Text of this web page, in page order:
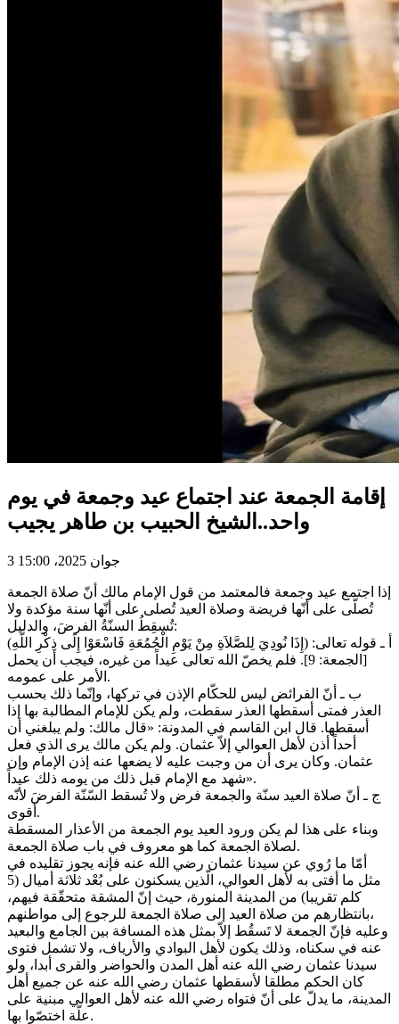
إقامة الجمعة عند اجتماع عيد وجمعة في يوم
واحد..الشيخ الحبيب بن طاهر يجيب
3 جوان 2025، 15:00
إذا اجتمع عيد وجمعة فالمعتمد من قول الإمام مالك أنّ صلاة الجمعة
تُصلّى على أنّها فريضة وصلاة العيد تُصلى على أنّها سنة مؤكدة ولا
تُسقِطُ السنّةُ الفرضَ، والدليل:
أ ـ قوله تعالى: (إِذَا نُودِيَ لِلصَّلاَةِ مِنْ يَوْمِ الْجُمُعَةِ فَاسْعَوْا إِلَى ذِكْرِ اللَّهِ)
[الجمعة: 9]. فلم يخصّ الله تعالى عيداً من غيره، فيجب أن يحمل
الأمر على عمومه.
ب ـ أنّ الفرائض ليس للحكّام الإذن في تركها، وإنّما ذلك بحسب
العذر فمتى أسقطها العذر سقطت، ولم يكن للإمام المطالبة بها إذا
أسقطها. قال ابن القاسم في المدونة: «قال مالك: ولم يبلغني أن
أحداً أذن لأهل العوالي إلاّ عثمان. ولم يكن مالك يرى الذي فعل
عثمان. وكان يرى أن من وجبت عليه لا يضعها عنه إذن الإمام وإن
شهد مع الإمام قبل ذلك من يومه ذلك عيداً».
ج ـ أنّ صلاة العيد سنّة والجمعة فرض ولا تُسقط السّنّة الفرضَ لأنّه
أقوى.
وبناء على هذا لم يكن ورود العيد يوم الجمعة من الأعذار المسقطة
لصلاة الجمعة كما هو معروف في باب صلاة الجمعة.
أمّا ما رُوي عن سيدنا عثمان رضي الله عنه فإنه يجوز تقليده في
مثل ما أفتى به لأهل العوالي، الّذين يسكنون على بُعْد ثلاثة أميال (5
كلم تقريبا) من المدينة المنورة، حيث إنّ المشقة متحقّقة فيهم،
بانتظارهم من صلاة العيد إلى صلاة الجمعة للرجوع إلى مواطنهم،
وعليه فإنّ الجمعة لا تَسقُط إلاّ بمثل هذه المسافة بين الجامع والبعيد
عنه في سكناه، وذلك يكون لأهل البوادي والأرياف، ولا تشمل فتوى
سيدنا عثمان رضي الله عنه أهل المدن والحواضر والقرى أبدا، ولو
كان الحكم مطلقا لأسقطها عثمان رضي الله عنه عن جميع أهل
المدينة، ما يدلّ على أنّ فتواه رضي الله عنه لأهل العوالي مبنية على
علّة اختصّوا بها.